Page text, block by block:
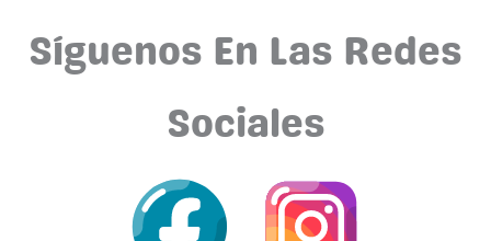
Síguenos En Las Redes
Sociales